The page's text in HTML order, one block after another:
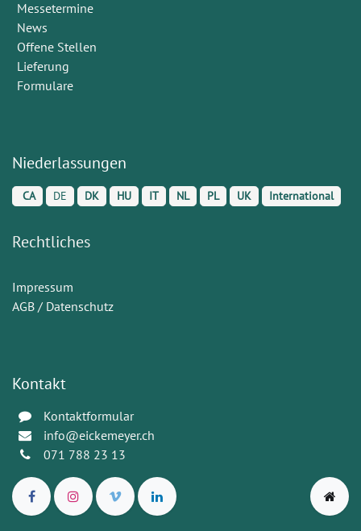
Messetermine
News
Offene Stellen
Lieferung
Formulare
Niederlassungen
CA DE DK HU IT NL PL UK International
Rechtliches
Impressum
AGB / Datenschutz
Kontakt
Kontaktformular
info@eickemeyer.ch
071 788 23 13